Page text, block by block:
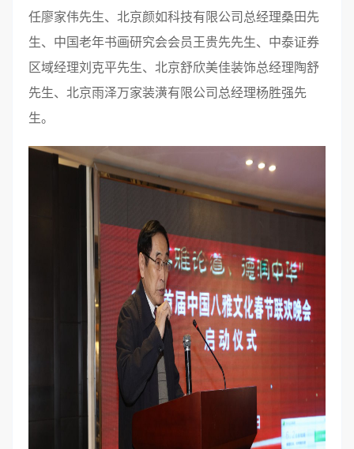
任廖家伟先生、北京颜如科技有限公司总经理桑田先
生、中国老年书画研究会会员王贵先先生、中泰证券
区域经理刘克平先生、北京舒欣美佳装饰总经理陶舒
先生、北京雨泽万家装潢有限公司总经理杨胜强先
生。